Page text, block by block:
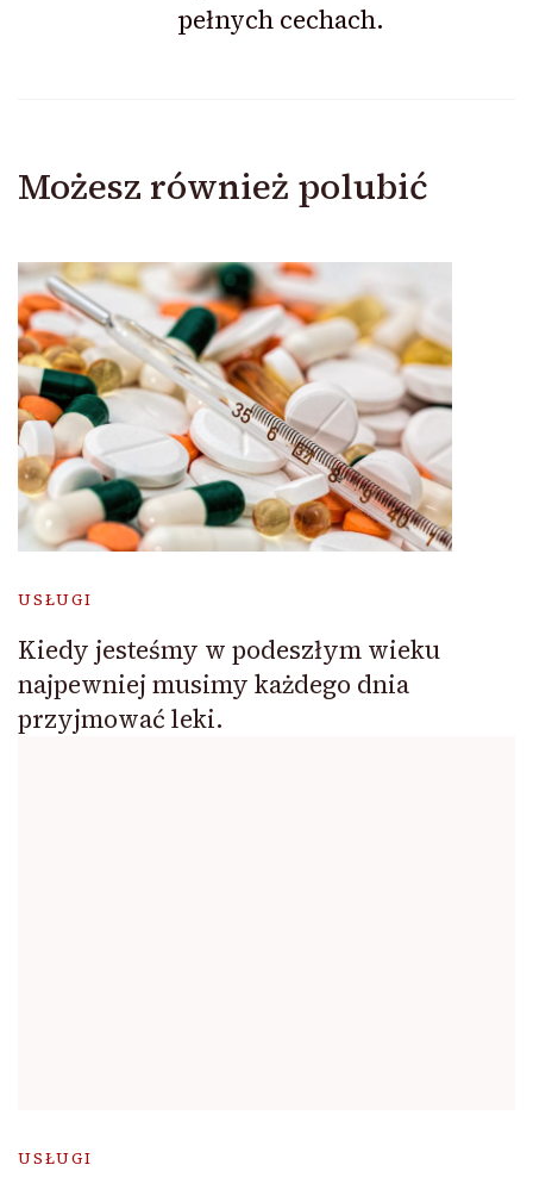
pełnych cechach.
Możesz również polubić
USŁUGI
Kiedy jesteśmy w podeszłym wieku
najpewniej musimy każdego dnia
przyjmować leki.
USŁUGI